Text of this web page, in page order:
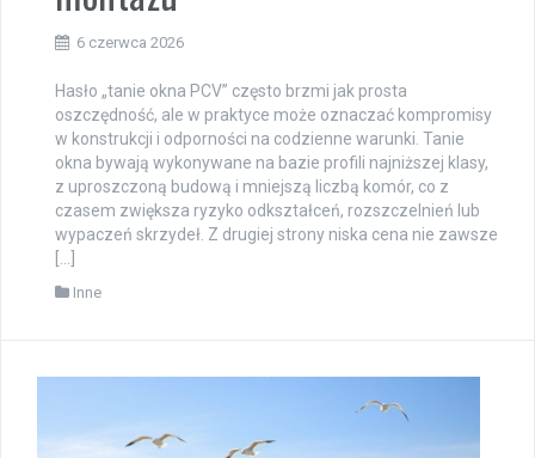
6 czerwca 2026
Hasło „tanie okna PCV” często brzmi jak prosta
oszczędność, ale w praktyce może oznaczać kompromisy
w konstrukcji i odporności na codzienne warunki. Tanie
okna bywają wykonywane na bazie profili najniższej klasy,
z uproszczoną budową i mniejszą liczbą komór, co z
czasem zwiększa ryzyko odkształceń, rozszczelnień lub
wypaczeń skrzydeł. Z drugiej strony niska cena nie zawsze
[…]
Inne